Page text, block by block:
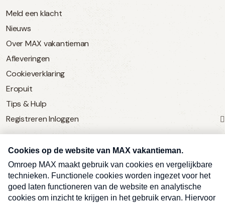
Meld een klacht
Nieuws
Over MAX vakantieman
Afleveringen
Cookieverklaring
Eropuit
Tips & Hulp
Registreren Inloggen
SERVICE
Over Omroep MAX
MAX Vandaag
MAX Meldpunt